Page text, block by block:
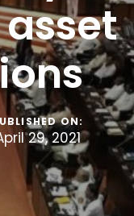
ON:
29, 2021